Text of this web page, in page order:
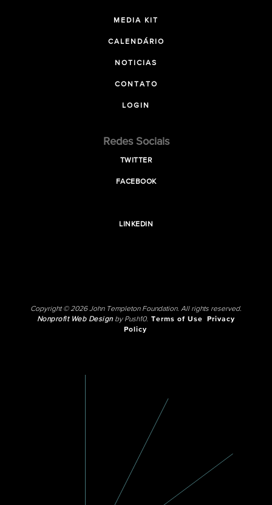
MEDIA KIT
CALENDÁRIO
NOTICIAS
CONTATO
LOGIN
Redes Sociais
TWITTER
FACEBOOK
LINKEDIN
Copyright © 2026 John Templeton Foundation. All rights reserved.
Nonprofit Web Designby Push10. Terms of Use
Privacy
Policy